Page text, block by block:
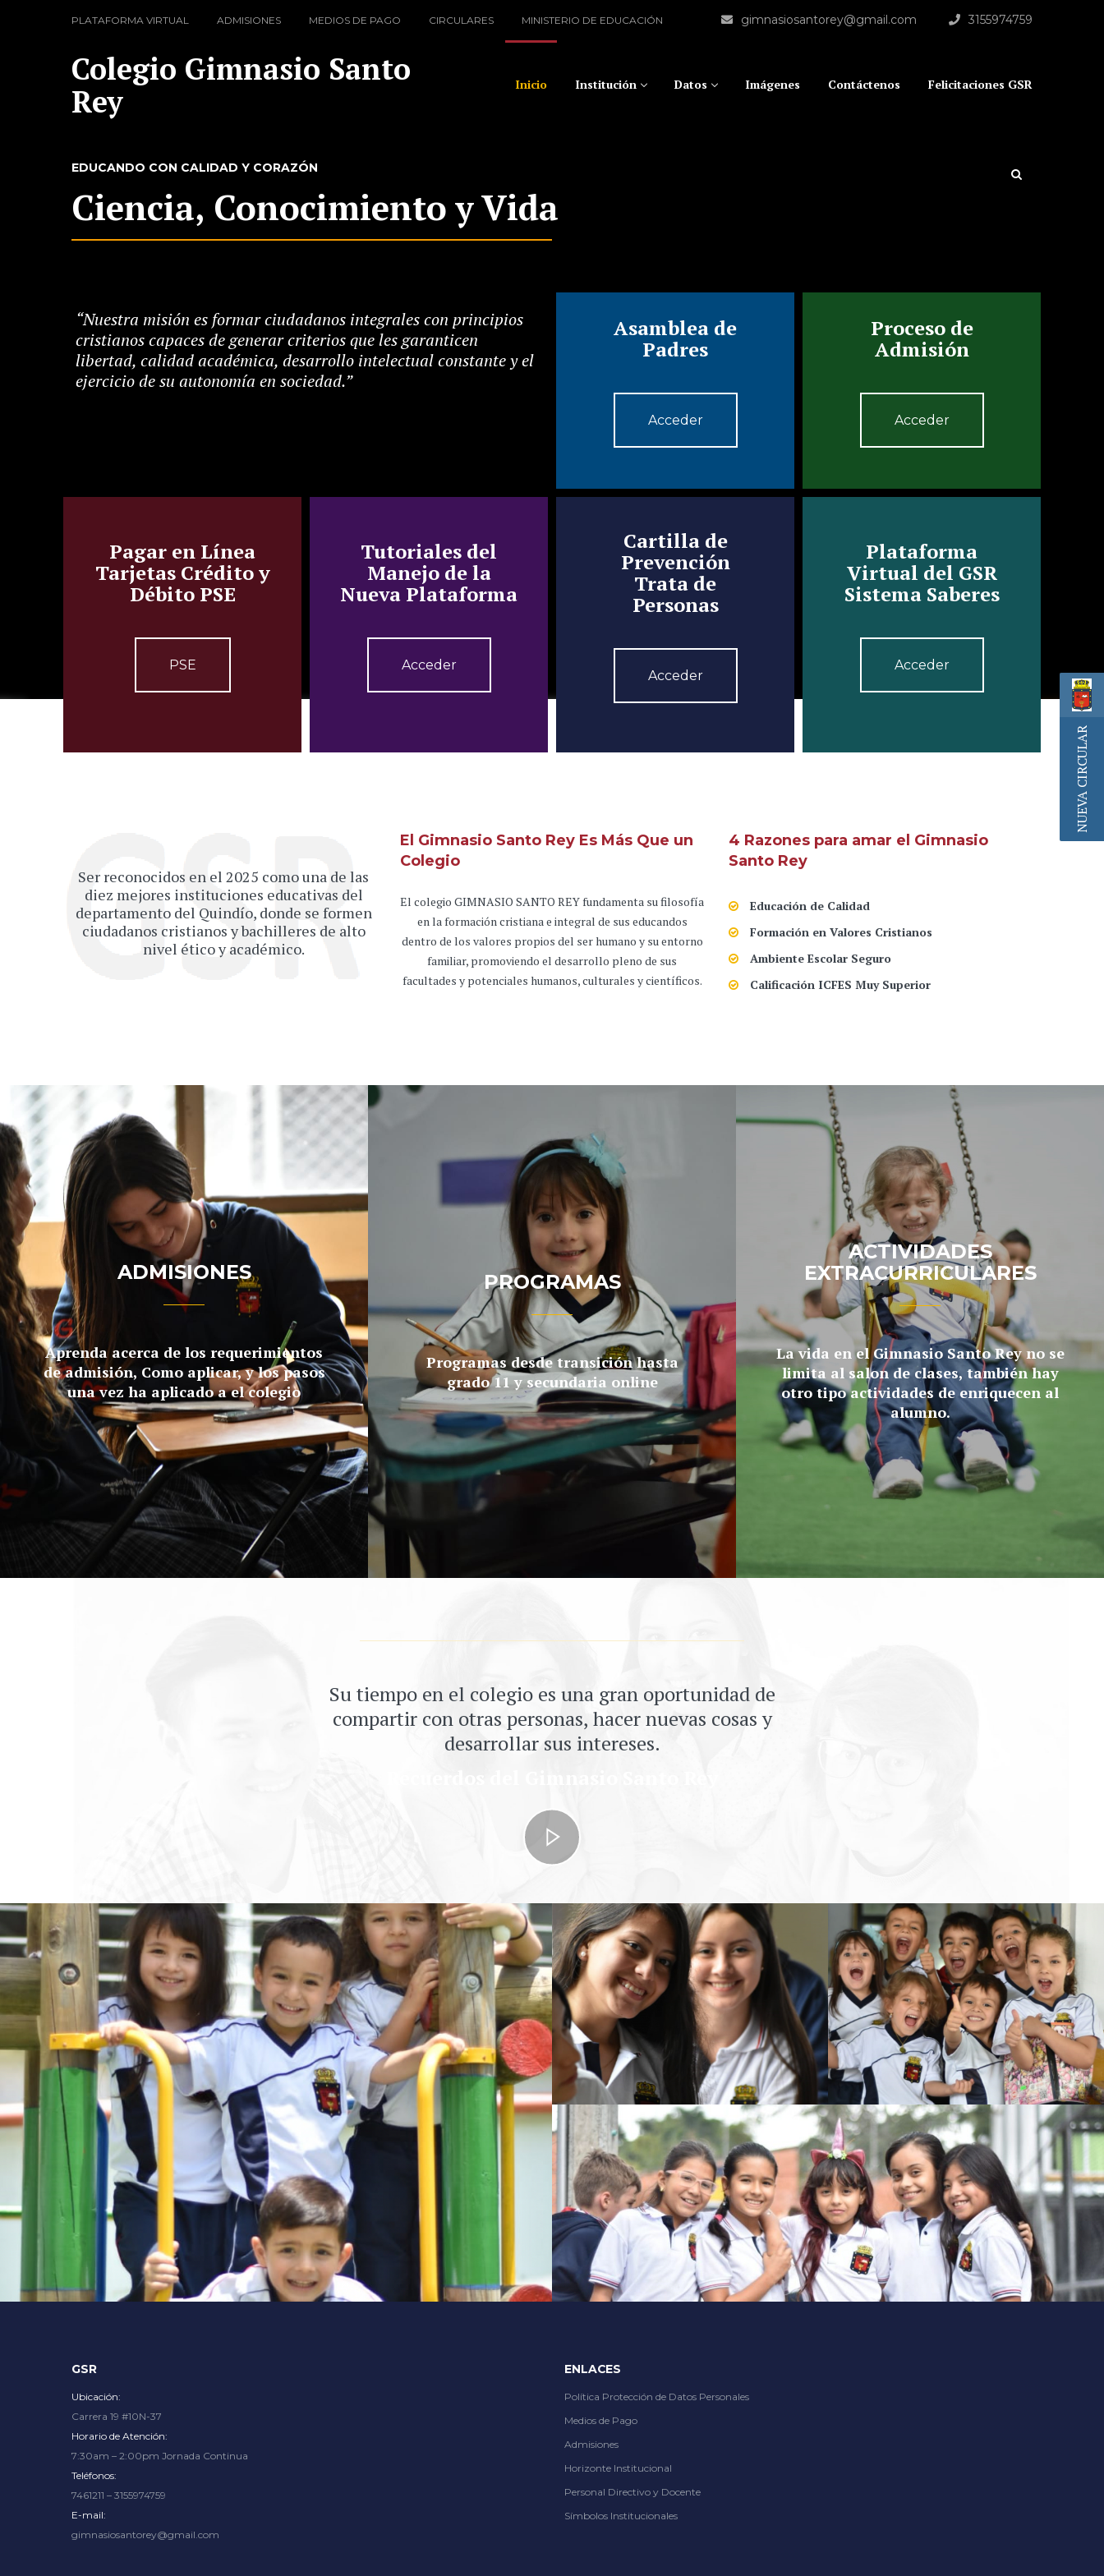
PLATAFORMA VIRTUAL ADMISIONES MEDIOS DE PAGO CIRCULARES MINISTERIO DE EDUCACIÓN gimnasiosantorey@gmail.com 3155974759
Colegio Gimnasio Santo
Rey
Inicio Institución Datos Imágenes Contáctenos Felicitaciones GSR
EDUCANDO CON CALIDAD Y CORAZÓN
Ciencia, Conocimiento y Vida
“Nuestra misión es formar ciudadanos integrales con principios
cristianos capaces de generar criterios que les garanticen
libertad, calidad académica, desarrollo intelectual constante y el
ejercicio de su autonomía en sociedad.”
Asamblea de
Padres
Acceder
Proceso de
Admisión
Acceder
Pagar en Línea
Tarjetas Crédito y
Débito PSE
PSE
Tutoriales del
Manejo de la
Nueva Plataforma
Acceder
Cartilla de
Prevención
Trata de
Personas
Acceder
Plataforma
Virtual del GSR
Sistema Saberes
Acceder
Ser reconocidos en el 2025 como una de las
diez mejores instituciones educativas del
departamento del Quindío, donde se formen
ciudadanos cristianos y bachilleres de alto
nivel ético y académico.
El Gimnasio Santo Rey Es Más Que un
Colegio
El colegio GIMNASIO SANTO REY fundamenta su filosofía
en la formación cristiana e integral de sus educandos
dentro de los valores propios del ser humano y su entorno
familiar, promoviendo el desarrollo pleno de sus
facultades y potenciales humanos, culturales y científicos.
4 Razones para amar el Gimnasio
Santo Rey
Educación de Calidad
Formación en Valores Cristianos
Ambiente Escolar Seguro
Calificación ICFES Muy Superior
ADMISIONES
Aprenda acerca de los requerimientos
de admisión, Como aplicar, y los pasos
una vez ha aplicado a el colegio
PROGRAMAS
Programas desde transición hasta
grado 11 y secundaria online
ACTIVIDADES
EXTRACURRICULARES
La vida en el Gimnasio Santo Rey no se
limita al salon de clases, también hay
otro tipo actividades de enriquecen al
alumno.
Su tiempo en el colegio es una gran oportunidad de
compartir con otras personas, hacer nuevas cosas y
desarrollar sus intereses.
NUEVA CIRCULAR
GSR
Ubicación:
Carrera 19 #10N-37
Horario de Atención:
7:30am – 2:00pm Jornada Continua
Teléfonos:
7461211 – 3155974759
E-mail:
gimnasiosantorey@gmail.com
ENLACES
Política Protección de Datos Personales
Medios de Pago
Admisiones
Horizonte Institucional
Personal Directivo y Docente
Símbolos Institucionales